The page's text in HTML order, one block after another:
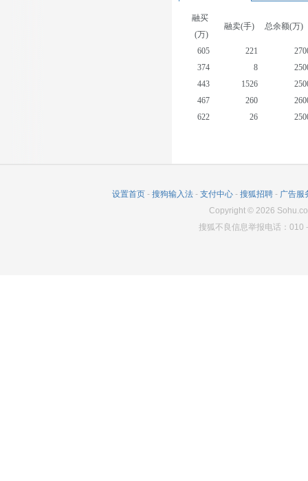
融买
(万)
融卖(手) 总余额(万)
605 221
374
8
443
1526
467
260
622
26
256
3
292
5
设置首页 - 搜狗输入法 - 支付中心 - 搜狐招聘 - 广告服
Copyright© 2026
搜狐不良信息举报电话：010